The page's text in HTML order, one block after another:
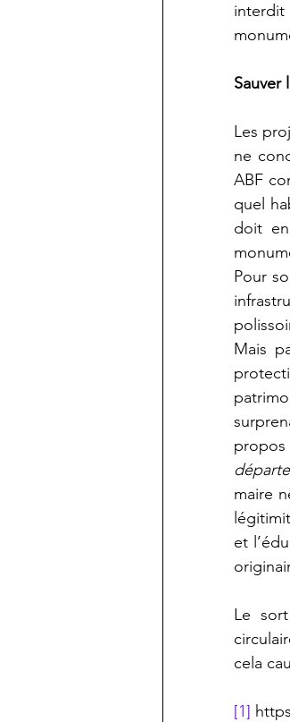
Sauver
Les
ne
ABF
quel
doit
Pour
Mais
propos
maire
et
Le
cela
[1]